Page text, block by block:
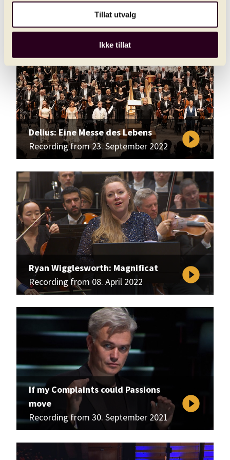
Tillat utvalg
Ikke tillat
Recording from 02. December 2022
Delius: Eine Messe des Lebens
Recording from 23. September 2022
play_circle_filled
Ryan Wigglesworth: Magnificat
Recording from 08. April 2022
play_circle_filled
If my Complaints could Passions
move
Recording from 30. September 2021
play_circle_filled